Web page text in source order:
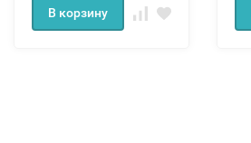
В корзину